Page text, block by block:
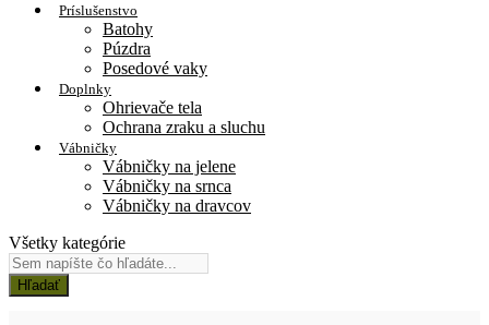
Príslušenstvo
Batohy
Púzdra
Posedové vaky
Doplnky
Ohrievače tela
Ochrana zraku a sluchu
Vábničky
Vábničky na jelene
Vábničky na srnca
Vábničky na dravcov
Všetky kategórie
Hľadať